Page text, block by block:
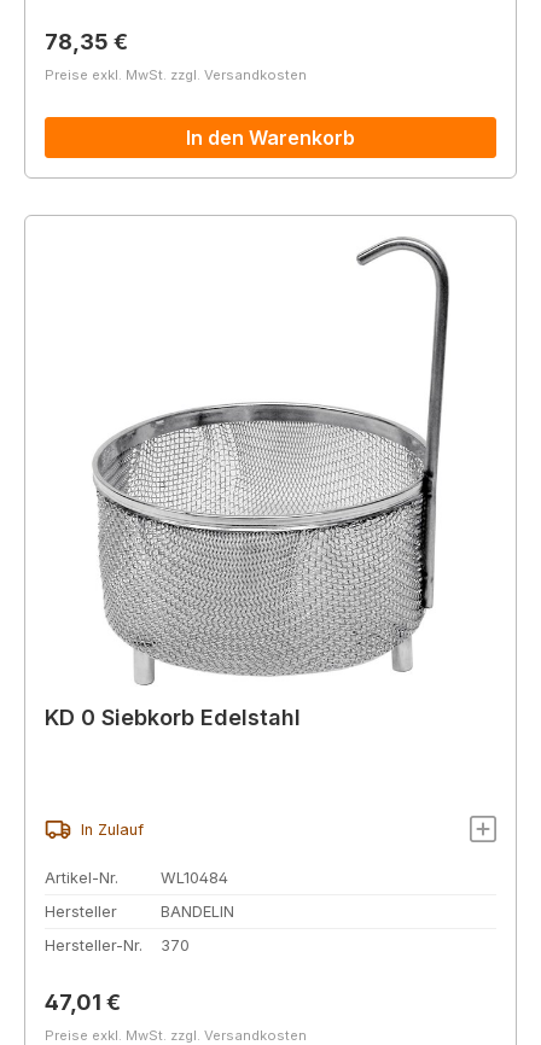
Regulärer Preis:
78,35 €
Preise exkl. MwSt. zzgl. Versandkosten
In den Warenkorb
KD 0 Siebkorb Edelstahl
In Zulauf
Artikel-Nr.
WL10484
Hersteller
BANDELIN
Hersteller-Nr.
370
Regulärer Preis:
47,01 €
Preise exkl. MwSt. zzgl. Versandkosten